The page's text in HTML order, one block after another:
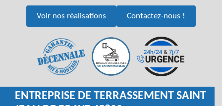
Voir nos réalisations Contactez-nous !
ENTREPRISE DE TERRASSEMENT SAINT